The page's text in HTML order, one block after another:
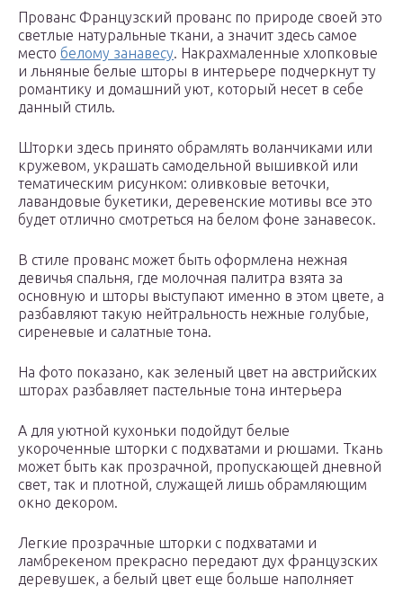
Прованс Французский прованс по природе своей это
светлые натуральные ткани, а значит здесь самое
место белому занавесу. Накрахмаленные хлопковые
и льняные белые шторы в интерьере подчеркнут ту
романтику и домашний уют, который несет в себе
данный стиль.
Шторки здесь принято обрамлять воланчиками или
кружевом, украшать самодельной вышивкой или
тематическим рисунком: оливковые веточки,
лавандовые букетики, деревенские мотивы все это
будет отлично смотреться на белом фоне занавесок.
В стиле прованс может быть оформлена нежная
девичья спальня, где молочная палитра взята за
основную и шторы выступают именно в этом цвете, а
разбавляют такую нейтральность нежные голубые,
сиреневые и салатные тона.
На фото показано, как зеленый цвет на австрийских
шторах разбавляет пастельные тона интерьера
А для уютной кухоньки подойдут белые
укороченные шторки с подхватами и рюшами. Ткань
может быть как прозрачной, пропускающей дневной
свет, так и плотной, служащей лишь обрамляющим
окно декором.
Легкие прозрачные шторки с подхватами и
ламбрекеном прекрасно передают дух французских
деревушек, а белый цвет еще больше наполняет